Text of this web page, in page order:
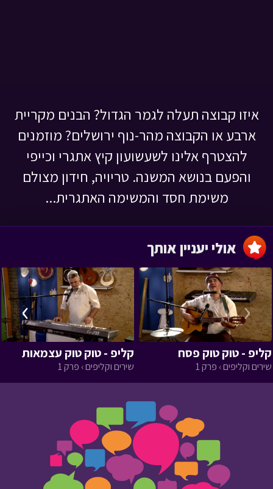
איזו קבוצה תעלה לגמר הגדול? הבנים מקריית
ארבע או הקבוצה מהר-נוף ירושלים? מוזמנים
להצטרף אלינו לשעשועון קיץ אתגרי וכייפי
והפעם בנושא המשנה. טריויה, חידון מצולם
משימת חסד והמשימה האתגרית...
קליפ - טוק טוק פסח
שירים וקליפים › פרק 1
קליפ - טוק טוק עצמאות
שירים וקליפים › פרק 1
‹
›